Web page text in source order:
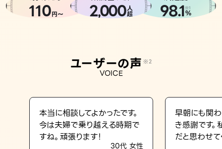
相談事例110円〜 2,000人
超 98.1※1
%
ユーザーの声 ※2
VOICE
本当に相談してよかったです。
今は夫婦で乗り越える時期で
すね。頑張ります！
30代 女性
早朝にも関
き感謝です
だと思わせて